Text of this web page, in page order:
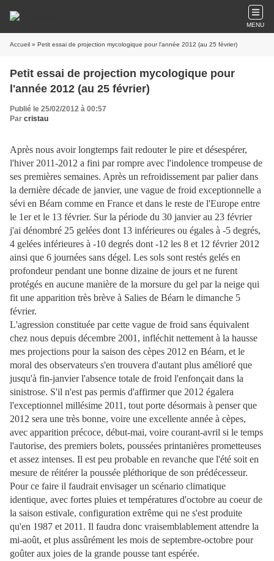
MENU
Accueil » Petit essai de projection mycologique pour l'année 2012 (au 25 février)
Petit essai de projection mycologique pour
l'année 2012 (au 25 février)
Publié le 25/02/2012 à 00:57
Par cristau
Après nous avoir longtemps fait redouter le pire et désespérer,
l'hiver 2011-2012 a fini par rompre avec l'indolence trompeuse de
ses premières semaines. Après un refroidissement par palier dans
la dernière décade de janvier, une vague de froid exceptionnelle a
sévi en Béarn comme en France et dans le reste de l'Europe entre
le 1er et le 13 février. Sur la période du 30 janvier au 23 février
j'ai dénombré 25 gelées dont 13 inférieures ou égales à -5 degrés,
4 gelées inférieures à -10 degrés dont -12 les 8 et 12 février 2012
ainsi que 6 journées sans dégel. Les sols sont restés gelés en
profondeur pendant une bonne dizaine de jours et ne furent
protégés en aucune manière de la morsure du gel par la neige qui
fit une apparition très brève à Salies de Béarn le dimanche 5
février.
L'agression constituée par cette vague de froid sans équivalent
chez nous depuis décembre 2001, infléchit nettement à la hausse
mes projections pour la saison des cèpes 2012 en Béarn, et le
moral des observateurs s'en trouvera d'autant plus amélioré que
jusqu'à fin-janvier l'absence totale de froid l'enfonçait dans la
sinistrose. S'il n'est pas permis d'affirmer que 2012 égalera
l'exceptionnel millésime 2011, tout porte désormais à penser que
2012 sera une très bonne, voire une excellente année à cèpes,
avec apparition précoce, début-mai, voire courant-avril si le temps
l'autorise, des premiers bolets, poussées printanières prometteuses
et assez intenses. Il est peu probable en revanche que l'été soit en
mesure de réitérer la poussée pléthorique de son prédécesseur.
Pour ce faire il faudrait envisager un scénario climatique
identique, avec fortes pluies et températures d'octobre au coeur de
la saison estivale, configuration extrême qui ne s'est produite
qu'en 1987 et 2011. Il faudra donc vraisemblablement attendre la
mi-août, et plus assûrément les mois de septembre-octobre pour
goûter aux joies de la grande pousse tant espérée.